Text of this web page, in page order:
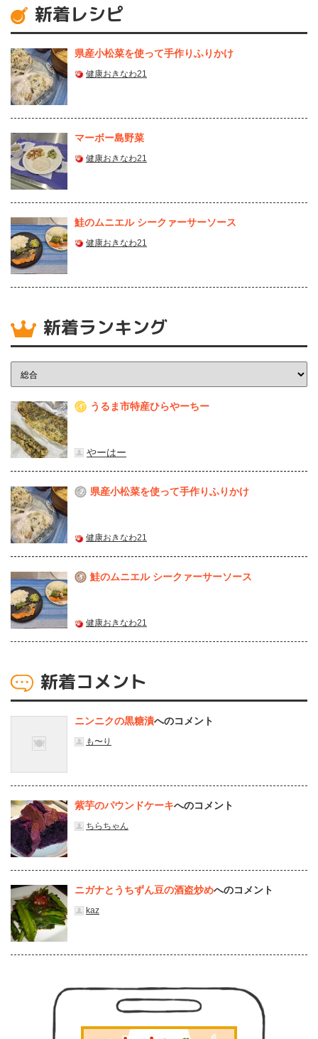
新着レシピ
県産⼩松菜を使って⼿作りふりかけ
健康おきなわ21
マーボー島野菜
健康おきなわ21
鮭のムニエル シークァーサーソース
健康おきなわ21
新着ランキング
1 うるま市特産ひらやーちー
やーはー
2 県産⼩松菜を使って⼿作りふりかけ
健康おきなわ21
3 鮭のムニエル シークァーサーソース
健康おきなわ21
新着コメント
ニンニクの黒糖漬へのコメント
も〜り
紫芋のパウンドケーキへのコメント
ちらちゃん
ニガナとうちずん豆の酒盗炒めへのコメント
kaz